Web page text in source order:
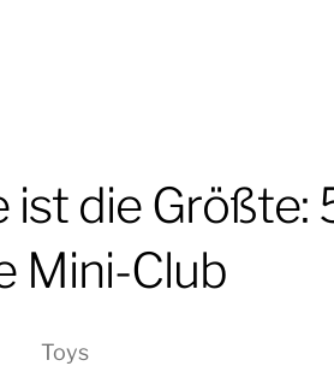
ist die Größte:
Mini-Club
Toys